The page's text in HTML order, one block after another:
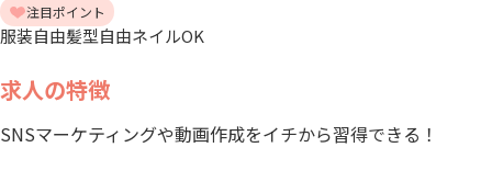
注目ポイント
服装自由髪型自由ネイルOK
求人の特徴
SNSマーケティングや動画作成をイチから習得できる！